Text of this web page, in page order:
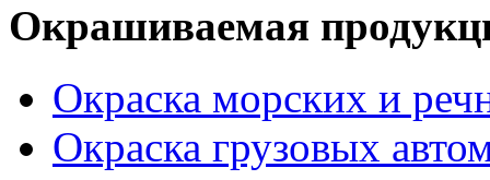
Окрашиваемая
Окраска морских и
Окраска грузовых